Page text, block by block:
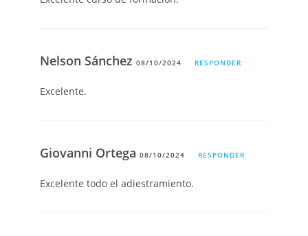
Nelson Sánchez08/10/2024 RESPONDER
Excelente.
Giovanni Ortega08/10/2024 RESPONDER
Excelente todo el adiestramiento.